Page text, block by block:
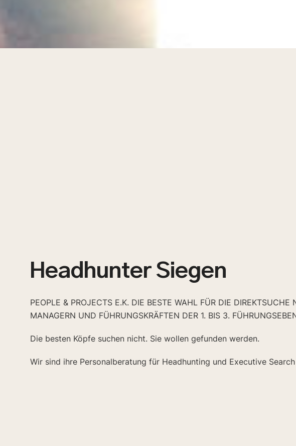
Headhunter Siegen
PEOPLE & PROJECTS E.K. DIE BESTE WAHL FÜR DIE DIREKTSUCHE
MANAGERN UND FÜHRUNGSKRÄFTEN DER 1. BIS 3.
Die besten Köpfe suchen nicht. Sie wollen gefunden werden.
Wir sind ihre Personalberatung für Headhunting und Executive